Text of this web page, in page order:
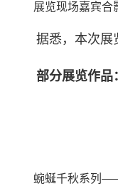
展览现场嘉宾合
据悉，本次展
部分展览作品：
蜿蜒千秋系列